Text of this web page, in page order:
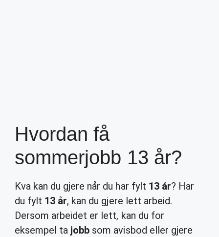
Hvordan få
sommerjobb 13 år?
Kva kan du gjere når du har fylt 13 år? Har
du fylt 13 år, kan du gjere lett arbeid.
Dersom arbeidet er lett, kan du for
eksempel ta jobb som avisbod eller gjere